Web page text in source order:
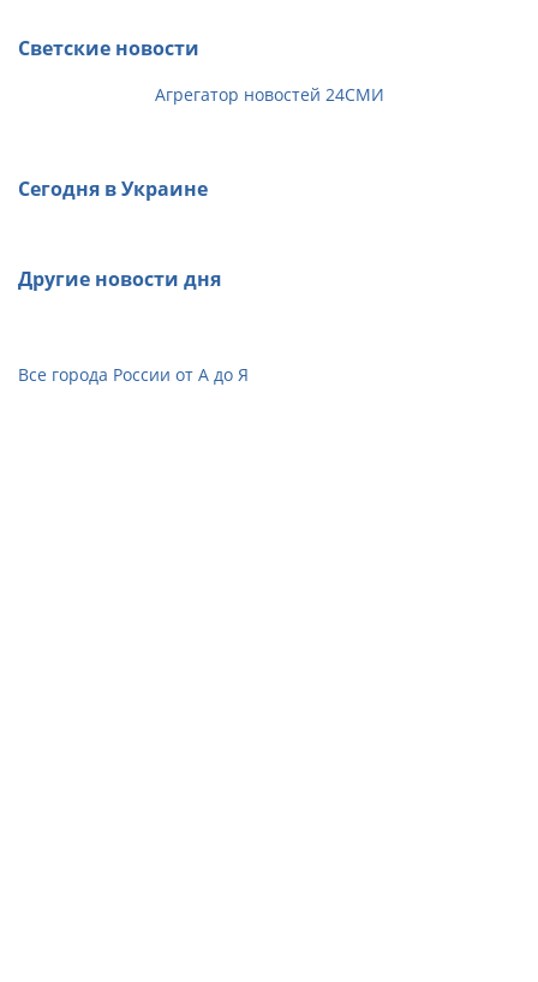
Светские новости
Агрегатор новостей 24СМИ
Сегодня в Украине
Другие новости дня
Все города России от А до Я